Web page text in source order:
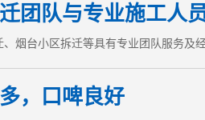
团队与专业施工人
、 烟台小区拆迁等具有专业团队服务及
，口啤良好